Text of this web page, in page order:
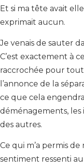
Et si ma tête avait
exprimait aucun.
Je venais de sauter
C’est exactement à
raccrochée pour tout
l’annonce de la
ce que cela
déménagements, les
des autres.
Ce qui m’a permis de
sentiment ressenti